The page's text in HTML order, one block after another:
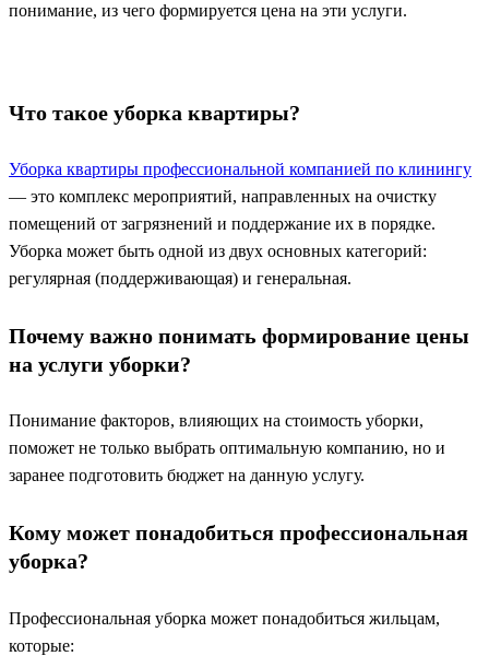
понимание, из чего формируется цена на эти услуги.
Что такое уборка квартиры?
Уборка квартиры профессиональной компанией по клинингу
— это комплекс мероприятий, направленных на очистку
помещений от загрязнений и поддержание их в порядке.
Уборка может быть одной из двух основных категорий:
регулярная (поддерживающая) и генеральная.
Почему важно понимать формирование цены
на услуги уборки?
Понимание факторов, влияющих на стоимость уборки,
поможет не только выбрать оптимальную компанию, но и
заранее подготовить бюджет на данную услугу.
Кому может понадобиться профессиональная
уборка?
Профессиональная уборка может понадобиться жильцам,
которые: